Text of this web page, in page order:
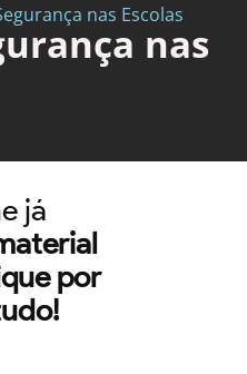
nas Escolas
nas
já
por